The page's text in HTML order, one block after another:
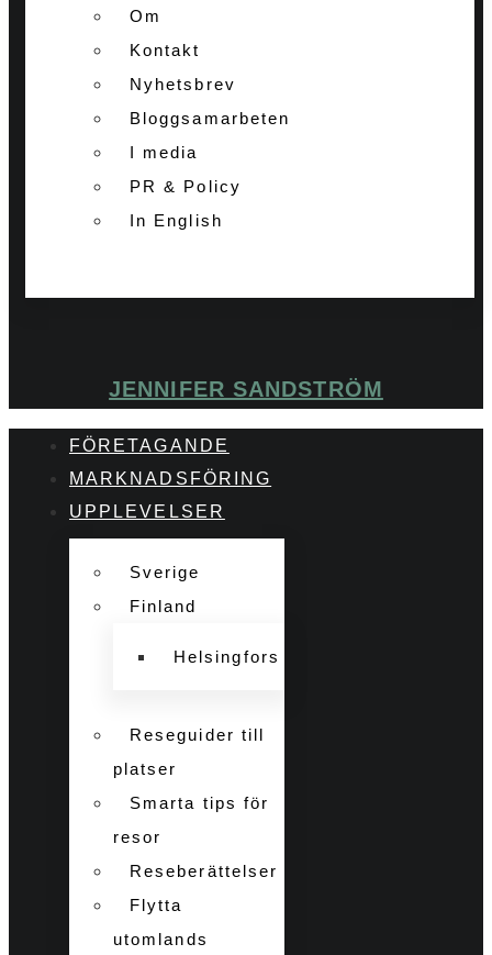
Om
Kontakt
Nyhetsbrev
Bloggsamarbeten
I media
PR & Policy
In English
JENNIFER SANDSTRÖM
FÖRETAGANDE
MARKNADSFÖRING
UPPLEVELSER
Sverige
Finland
Helsingfors
Reseguider till
platser
Smarta tips för
resor
Reseberättelser
Flytta
utomlands